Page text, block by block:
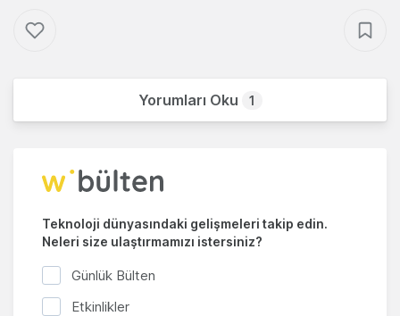
Yorumları Oku 1
Teknoloji dünyasındaki gelişmeleri takip edin.
Neleri size ulaştırmamızı istersiniz?
Günlük Bülten
Etkinlikler